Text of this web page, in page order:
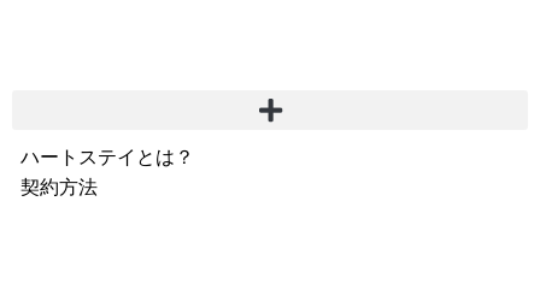
ハートステイとは？
契約方法